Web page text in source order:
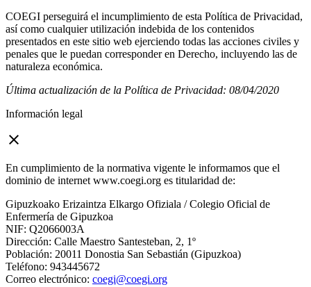
COEGI perseguirá el incumplimiento de esta Política de Privacidad,
así como cualquier utilización indebida de los contenidos
presentados en este sitio web ejerciendo todas las acciones civiles y
penales que le puedan corresponder en Derecho, incluyendo las de
naturaleza económica.
Última actualización de la Política de Privacidad: 08/04/2020
Información legal
close
En cumplimiento de la normativa vigente le informamos que el
dominio de internet www.coegi.org es titularidad de:
Gipuzkoako Erizaintza Elkargo Ofiziala / Colegio Oficial de
Enfermería de Gipuzkoa
NIF: Q2066003A
Dirección: Calle Maestro Santesteban, 2, 1º
Población: 20011 Donostia San Sebastián (Gipuzkoa)
Teléfono: 943445672
Correo electrónico: coegi@coegi.org